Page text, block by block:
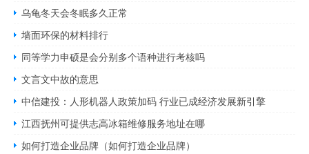
乌龟冬天会冬眠多久正常
墙面环保的材料排行
同等学力申硕是会分别多个语种进行考核吗
文言文中故的意思
中信建投：人形机器人政策加码 行业已成经济发展新引擎
江西抚州可提供志高冰箱维修服务地址在哪
如何打造企业品牌（如何打造企业品牌）